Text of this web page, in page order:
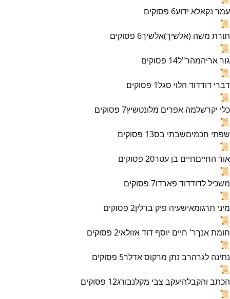
עמר נקאלא ידוע6 פסוקים
📜
תורת משה (אלשיך)אלשיך6 פסוקים
📜
גור אריהמהר"ל14 פסוקים
📜
דברי דודדוד הלוי סגל1 פסוקים
📜
כלי יקרשלמה אפרים מלונטשיץ7 פסוקים
📜
שפתי חכמיםשבתי בס13 פסוקים
📜
אור החייםחיים בן עטר20 פסוקים
📜
משכיל לדודדוד פארדו7 פסוקים
📜
מיני תרגומאישעיה פיק ברלין2 פסוקים
📜
חומת אנךר' חיים יוסף דוד אזולאי2 פסוקים
📜
נתינה לגרהרב נתן מרקוס אדלר5 פסוקים
📜
הכתב והקבלהיעקב צבי מקלנבורג12 פסוקים
📜